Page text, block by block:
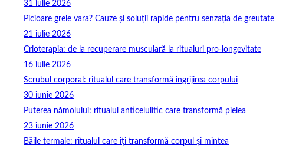
31 iulie 2026
Picioare grele vara? Cauze și soluții rapide pentru senzația de greutate
21 iulie 2026
Crioterapia: de la recuperare musculară la ritualuri pro‑longevitate
16 iulie 2026
Scrubul corporal: ritualul care transformă îngrijirea corpului
30 iunie 2026
Puterea nămolului: ritualul anticelulitic care transformă pielea
23 iunie 2026
Băile termale: ritualul care îți transformă corpul și mintea